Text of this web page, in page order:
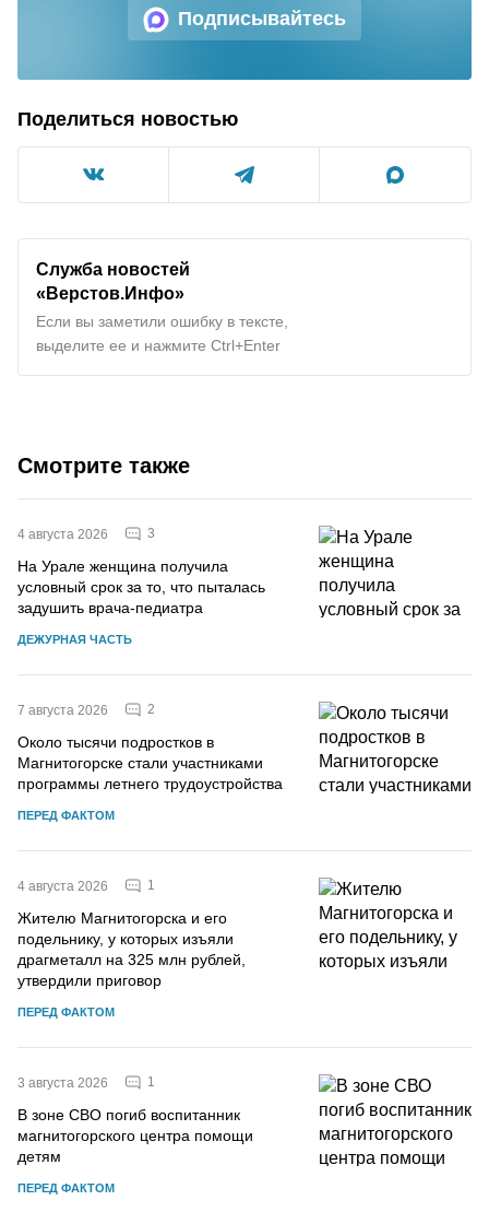
Подписывайтесь
Поделиться новостью
Служба новостей
«Верстов.Инфо»
Если вы заметили ошибку в тексте,
выделите ее и нажмите Ctrl+Enter
Смотрите также
4 августа 2026 3
На Урале женщина получила
условный срок за то, что пыталась
задушить врача-педиатра
ДЕЖУРНАЯ ЧАСТЬ
7 августа 2026 2
Около тысячи подростков в
Магнитогорске стали участниками
программы летнего трудоустройства
ПЕРЕД ФАКТОМ
4 августа 2026 1
Жителю Магнитогорска и его
подельнику, у которых изъяли
драгметалл на 325 млн рублей,
утвердили приговор
ПЕРЕД ФАКТОМ
3 августа 2026 1
В зоне СВО погиб воспитанник
магнитогорского центра помощи
детям
ПЕРЕД ФАКТОМ